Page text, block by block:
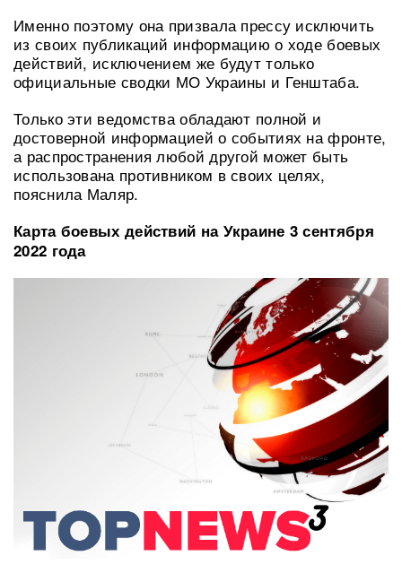
Именно поэтому она призвала прессу исключить
из своих публикаций информацию о ходе боевых
действий, исключением же будут только
официальные сводки МО Украины и Генштаба.
Только эти ведомства обладают полной и
достоверной информацией о событиях на фронте,
а распространения любой другой может быть
использована противником в своих целях,
пояснила Маляр.
Карта боевых действий на Украине 3 сентября
2022 года